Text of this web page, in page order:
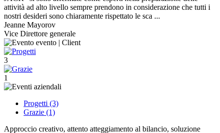
attività ad alto livello sempre prendono in considerazione che tutti i
nostri desideri sono chiaramente rispettato le sca ...
Jeanne Mayorov
Vice Direttore generale
3
1
Progetti (3)
Grazie (1)
Approccio creativo, attento atteggiamento al bilancio, soluzione